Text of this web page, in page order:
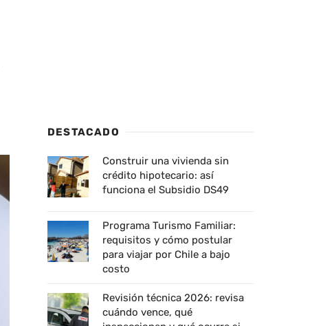
DESTACADO
Construir una vivienda sin
crédito hipotecario: así
funciona el Subsidio DS49
Programa Turismo Familiar:
requisitos y cómo postular
para viajar por Chile a bajo
costo
Revisión técnica 2026: revisa
cuándo vence, qué